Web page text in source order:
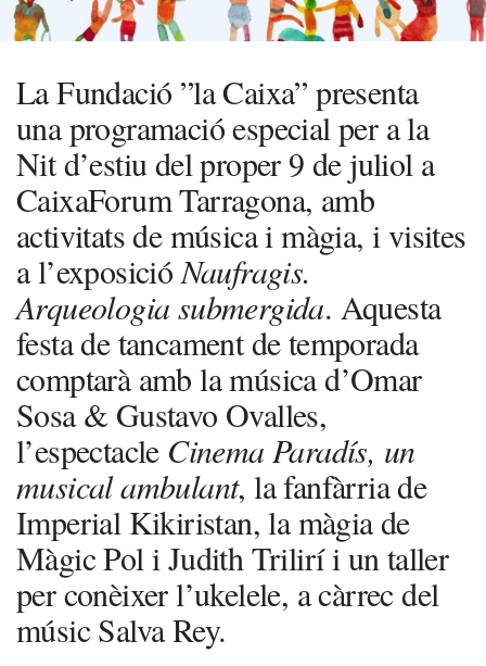
La Fundació ”la Caixa” presenta
una programació especial per a la
Nit d’estiu del proper 9 de juliol a
CaixaForum Tarragona, amb
activitats de música i màgia, i visites
a l’exposicióNaufragis.
Arqueologia submergida. Aquesta
festa de tancament de temporada
comptarà amb la música d’Omar
Sosa & Gustavo Ovalles,
l’espectacle Cinema Paradís, un
musical ambulant, la fanfàrria de
Imperial Kikiristan, la màgia de
Màgic Pol i Judith Trilirí i un taller
per conèixer l’ukelele, a càrrec del
músic Salva Rey.